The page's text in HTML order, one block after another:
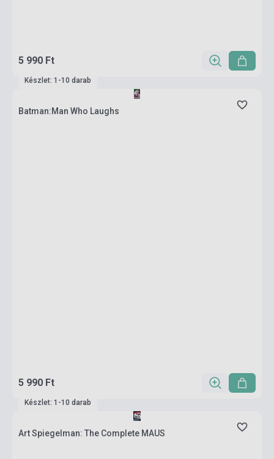
5 990 Ft
Készlet: 1-10 darab
Batman:Man Who Laughs
5 990 Ft
Készlet: 1-10 darab
Art Spiegelman: The Complete MAUS